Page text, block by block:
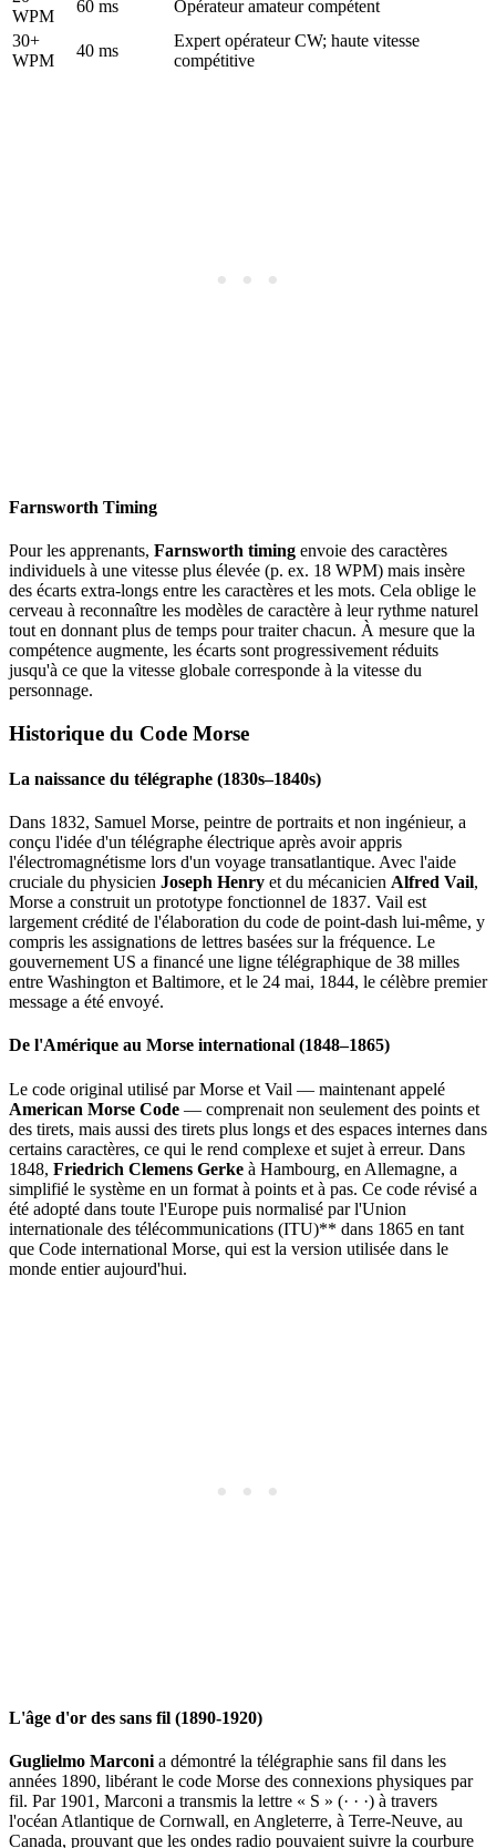
WPM
60 ms
Opérateur amateur compétent
30+
WPM
40 ms
Expert opérateur CW; haute vitesse
compétitive
Farnsworth Timing
Pour les apprenants, Farnsworth timing envoie des caractères
individuels à une vitesse plus élevée (p. ex. 18 WPM) mais insère
des écarts extra-longs entre les caractères et les mots. Cela oblige le
cerveau à reconnaître les modèles de caractère à leur rythme naturel
tout en donnant plus de temps pour traiter chacun. À mesure que la
compétence augmente, les écarts sont progressivement réduits
jusqu'à ce que la vitesse globale corresponde à la vitesse du
personnage.
Historique du Code Morse
La naissance du télégraphe (1830s–1840s)
Dans 1832, Samuel Morse, peintre de portraits et non ingénieur, a
conçu l'idée d'un télégraphe électrique après avoir appris
l'électromagnétisme lors d'un voyage transatlantique. Avec l'aide
cruciale du physicien Joseph Henry et du mécanicien Alfred Vail,
Morse a construit un prototype fonctionnel de 1837. Vail est
largement crédité de l'élaboration du code de point-dash lui-même, y
compris les assignations de lettres basées sur la fréquence. Le
gouvernement US a financé une ligne télégraphique de 38 milles
entre Washington et Baltimore, et le 24 mai, 1844, le célèbre premier
message a été envoyé.
De l'Amérique au Morse international (1848–1865)
Le code original utilisé par Morse et Vail — maintenant appelé
American Morse Code — comprenait non seulement des points et
des tirets, mais aussi des tirets plus longs et des espaces internes dans
certains caractères, ce qui le rend complexe et sujet à erreur. Dans
1848, Friedrich Clemens Gerke à Hambourg, en Allemagne, a
simplifié le système en un format à points et à pas. Ce code révisé a
été adopté dans toute l'Europe puis normalisé par l'Union
internationale des télécommunications (ITU)** dans 1865 en tant
que Code international Morse, qui est la version utilisée dans le
monde entier aujourd'hui.
L'âge d'or des sans fil (1890-1920)
Guglielmo Marconi a démontré la télégraphie sans fil dans les
années 1890, libérant le code Morse des connexions physiques par
fil. Par 1901, Marconi a transmis la lettre « S » (· · ·) à travers
l'océan Atlantique de Cornwall, en Angleterre, à Terre-Neuve, au
Canada, prouvant que les ondes radio pouvaient suivre la courbure